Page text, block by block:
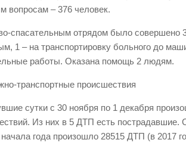
вопросам – 376 человек.
спасательным отрядом было совершено
1 – на транспортировку больного до
работы. Оказана помощь 2 людям.
транспортные происшествия
сутки с 30 ноября по 1 декабря
Из них в 5 ДТП есть пострадавшие.
начала года произошло 28515 ДТП (в 2017